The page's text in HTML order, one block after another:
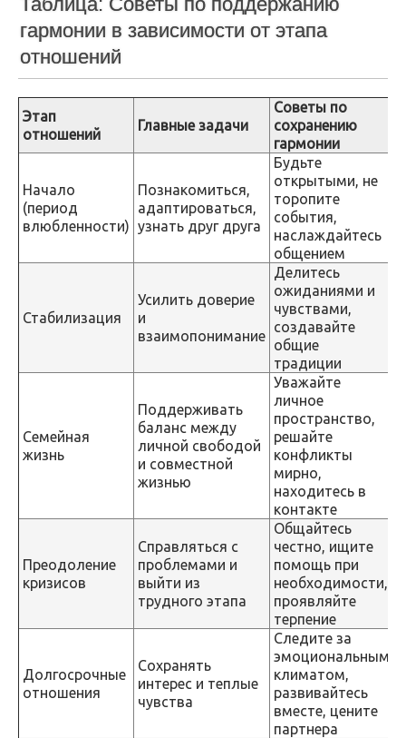
гармонии в зависимости от этапа
отношений
Этап
отношений
Главные задачи
Советы по
сохранению
гармонии
Начало
(период
влюбленности)
Познакомиться,
адаптироваться,
узнать друг друга
Будьте
открытыми, не
торопите
события,
наслаждайтесь
общением
Стабилизация
Усилить доверие
и
взаимопонимание
Делитесь
ожиданиями и
чувствами,
создавайте
общие
традиции
Семейная
жизнь
Поддерживать
баланс между
личной свободой
и совместной
жизнью
Уважайте
личное
пространство,
решайте
конфликты
мирно,
находитесь в
контакте
Преодоление
кризисов
Справляться с
проблемами и
выйти из
трудного этапа
Общайтесь
честно, ищите
помощь при
необходимости,
проявляйте
терпение
Долгосрочные
отношения
Сохранять
интерес и теплые
чувства
Следите за
эмоциональным
климатом,
развивайтесь
вместе, цените
партнера